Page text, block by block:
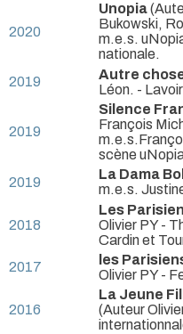
2020
Unopia
Bukowski,
m.e.s.
nationale.
2019
Autre
Léon. -
2019
Silence
François
scène
2019
La Dama
m.e.s.
2018
Les
Olivier PY-
Cardin et
2017
les
Olivier PY-
2016
La Jeune
(Auteur